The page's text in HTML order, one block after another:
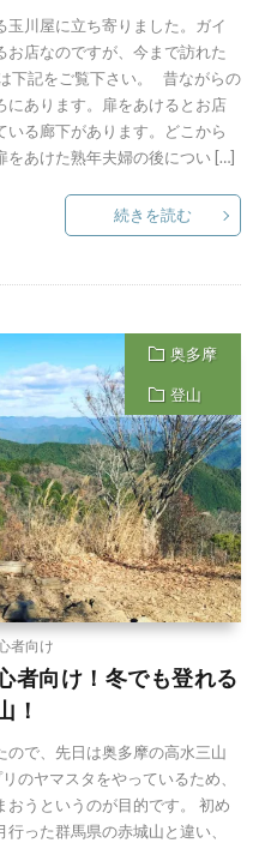
川屋に立ち寄りました。ガイ
お店なのですが、今まで訪れた
下記をご覧下さい。 昔ながらの
にあります。扉をあけるとお店
る廊下があります。どこから
をあけた熟年夫婦の後につい […]
続きを読む
奥多摩
登山
者向け
者向け！冬でも登れる
！
で、先日は奥多摩の高水三山
のヤマスタをやっているため、
うというのが目的です。 初め
った群馬県の赤城山と違い、